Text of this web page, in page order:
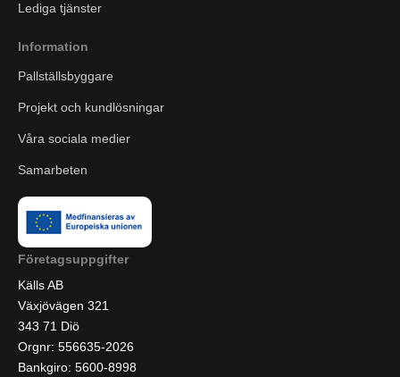
Lediga tjänster
Information
Pallställsbyggare
Projekt och kundlösningar
Våra sociala medier
Samarbeten
Företagsuppgifter
Källs AB
Växjövägen 321
343 71 Diö
Orgnr: 556635-2026
Bankgiro: 5600-8998